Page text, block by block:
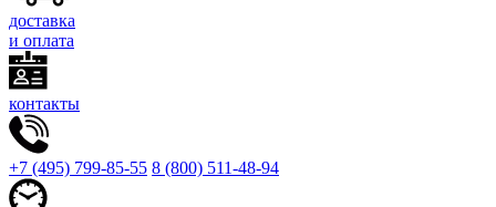
доставка
и оплата
контакты
+7 (495) 799-85-55 8 (800) 511-48-94